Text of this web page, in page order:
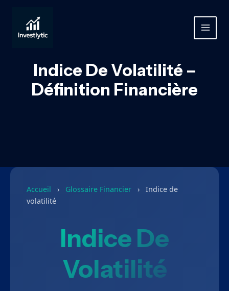
contenu
MAIN
Indice De Volatilité –
Définition Financière
Accueil › Glossaire Financier ›
Indice de
volatilité
Indice De
Volatilité